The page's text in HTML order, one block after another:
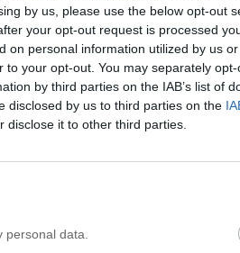
by us, please use the below opt-out
your opt-out request is processed
on personal information utilized by us
your opt-out. You may separately
by third parties on the IAB’s list of
disclosed by us to third parties on the
disclose it to other third parties.
data.
här, citrongul ljuvlig
mysig filt med tjocka fransarhär